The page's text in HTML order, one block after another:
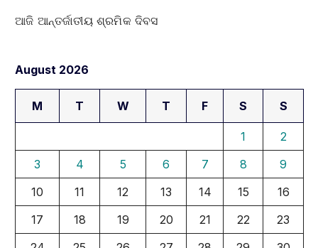
ଆଜି ଆନ୍ତର୍ଜାତୀୟ ଶ୍ରମିକ ଦିବସ
August 2026
M T W T F S S
1
2
3
4 5 6 7 8
9
10
11 12 13 14 15
16
17
18 19 20 21 22
23